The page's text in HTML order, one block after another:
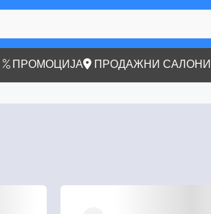
ПРОМОЦИЈА ПРОДАЖНИ САЛОНИ